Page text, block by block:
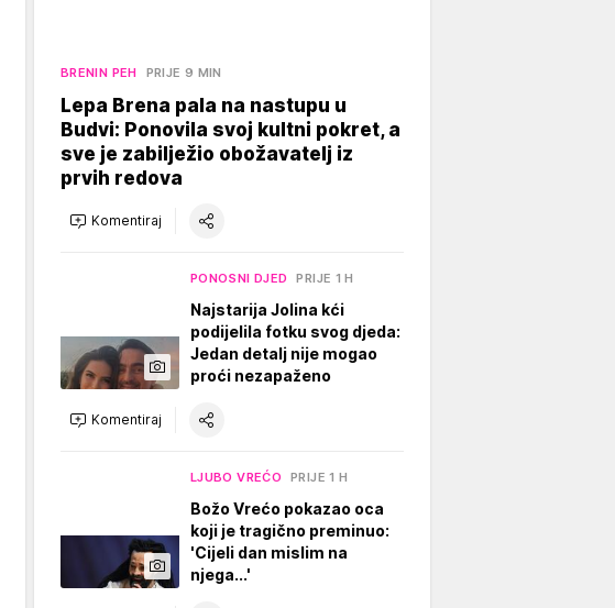
BRENIN PEH PRIJE 9 MIN
Lepa Brena pala na nastupu u
Budvi: Ponovila svoj kultni pokret, a
sve je zabilježio obožavatelj iz
prvih redova
Komentiraj
PONOSNI DJED PRIJE 1 H
Najstarija Jolina kći
podijelila fotku svog djeda:
Jedan detalj nije mogao
proći nezapaženo
Komentiraj
LJUBO VREĆO PRIJE 1 H
Božo Vrećo pokazao oca
koji je tragično preminuo:
'Cijeli dan mislim na
njega...'